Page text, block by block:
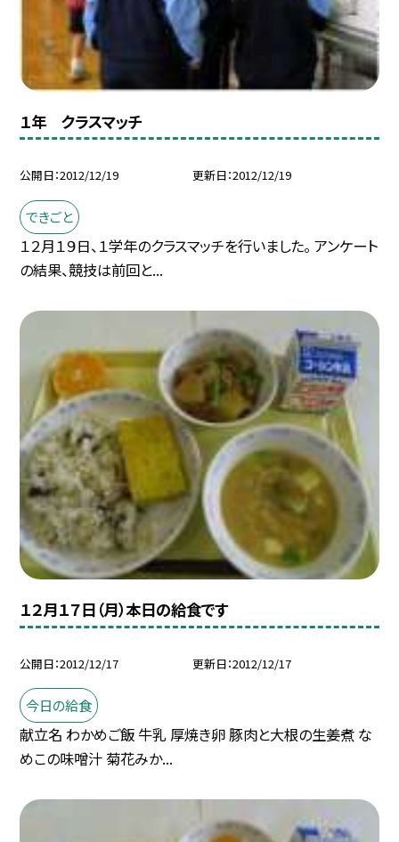
１年 クラスマッチ
公開日 2012/12/19 更新日 2012/12/19
できごと
１２月１９日、１学年のクラスマッチを行いました。 アンケート
の結果、競技は前回と...
１２月１７日（月）本日の給食です
公開日 2012/12/17 更新日 2012/12/17
今日の給食
献立名 わかめご飯 牛乳 厚焼き卵 豚肉と大根の生姜煮 な
めこの味噌汁 菊花みか...